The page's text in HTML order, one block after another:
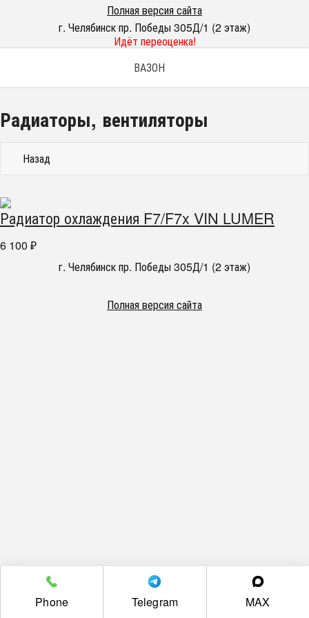
Полная версия сайта
г. Челябинск пр. Победы 305Д/1 (2 этаж)
Идёт переоценка!
ВАЗОН
Радиаторы, вентиляторы
Назад
Радиатор охлаждения F7/F7x VIN LUMER
6 100 ₽
г. Челябинск пр. Победы 305Д/1 (2 этаж)
Полная версия сайта
Phone Telegram MAX